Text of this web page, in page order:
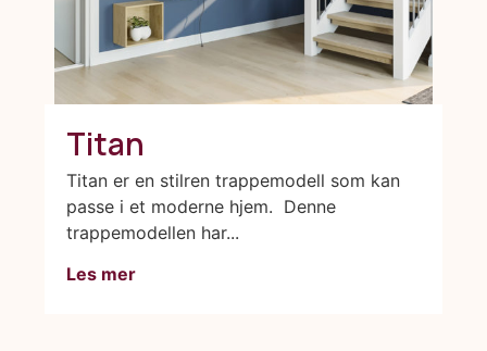
Titan
Titan er en stilren trappemodell som kan
passe i et moderne hjem. Denne
trappemodellen har...
Les mer